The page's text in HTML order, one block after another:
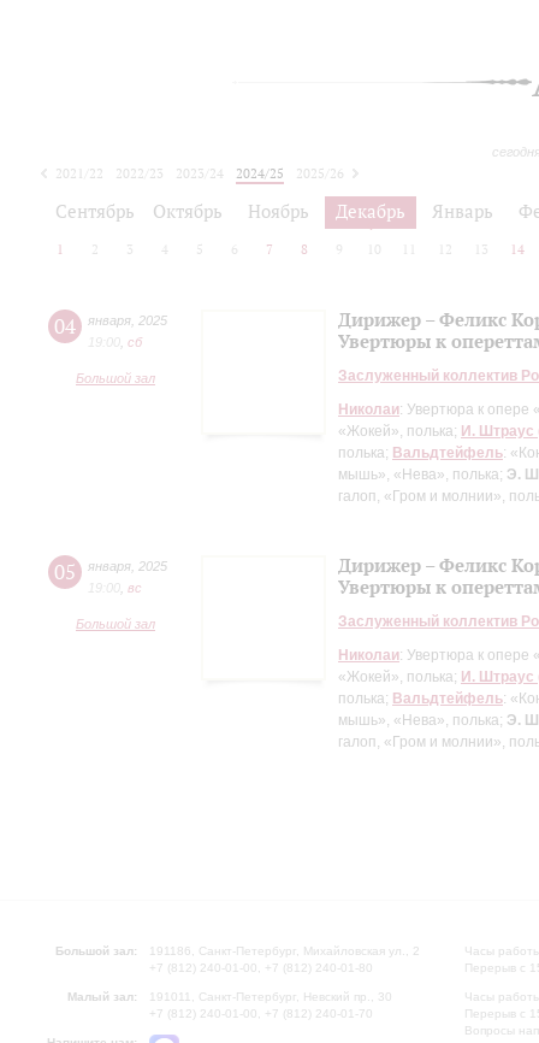
2021/22 2022/23 2023/24 2024/25
2025/26
Сентябрь Октябрь Ноябрь Декабрь Январь
1 2 3 4 5 6 7 8 9 10 12 13 14
04 января 2025
19:00 сб
Большой зал
Дирижер – Феликс
Увертюры к
Заслуженный коллектив
Николаи: Увертюра к опере
«Жокей», полька; И. Штраус
полька; Вальдтейфель:
мышь», «Нева», полька; Э.
галоп, «Гром и молнии»,
05 января 2025
19:00 вc
Большой зал
Дирижер – Феликс
Увертюры к
Заслуженный коллектив
Николаи: Увертюра к опере
«Жокей», полька; И. Штраус
полька; Вальдтейфель:
мышь», «Нева», полька; Э.
галоп, «Гром и молнии»,
Большой зал:
191186, Санкт-Петербург, Михайловская ул., 2
+7 (812) 240-01-00, +7 (812) 240-01-80
Малый зал:
191011, Санкт-Петербург, Невский пр., 30
+7 (812) 240-01-00, +7 (812) 240-01-70
Часы
Перерыв с
Часы
Перерыв с
Вопросы